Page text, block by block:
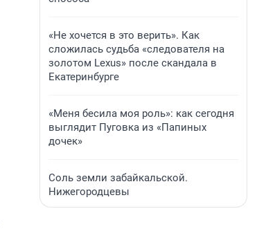
«Не хочется в это верить». Как
сложилась судьба «следователя на
золотом Lexus» после скандала в
Екатеринбурге
«Меня бесила моя роль»: как сегодня
выглядит Пуговка из «Папиных
дочек»
Соль земли забайкальской.
Нижегородцевы